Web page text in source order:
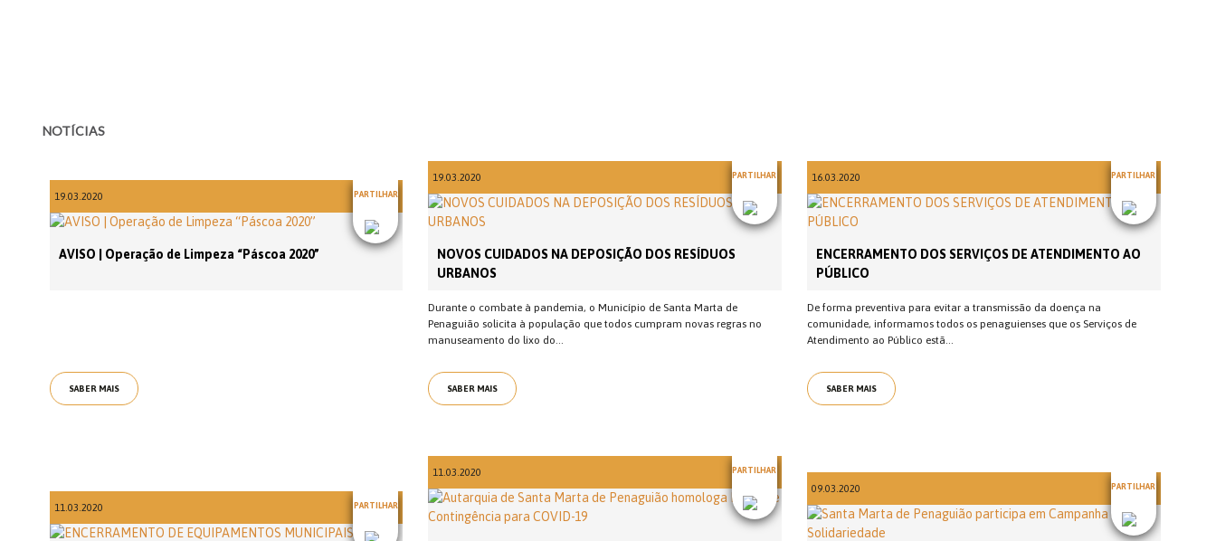
NOTÍCIAS
19.03.2020 PARTILHAR
AVISO | Operação de Limpeza “Páscoa 2020”
SABER MAIS
19.03.2020 PARTILHAR
NOVOS CUIDADOS NA DEPOSIÇÃO DOS RESÍDUOS
URBANOS
Durante o combate à pandemia, o Município de Santa Marta de
Penaguião solicita à população que todos cumpram novas regras no
manuseamento do lixo do...
SABER MAIS
16.03.2020 PARTILHAR
ENCERRAMENTO DOS SERVIÇOS DE ATENDIMENTO AO
PÚBLICO
De forma preventiva para evitar a transmissão da doença na
comunidade, informamos todos os penaguienses que os Serviços de
Atendimento ao Público estã...
SABER MAIS
11.03.2020 PARTILHAR
11.03.2020 PARTILHAR
09.03.2020 PARTILHAR